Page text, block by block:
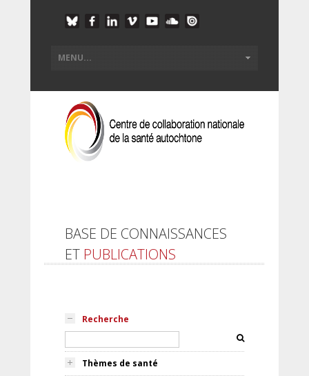
BASE DE CONNAISSANCES
ET PUBLICATIONS
Recherche
Thèmes de santé